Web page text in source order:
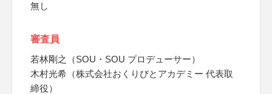
無し
審査員
若林剛之（SOU・SOU プロデューサー）
木村光希（株式会社おくりびとアカデミー 代表取
締役）